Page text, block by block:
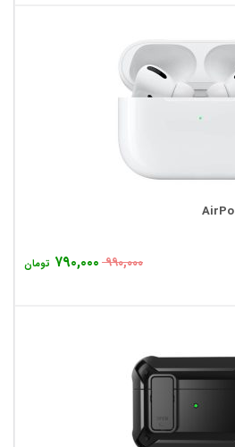
۹۹۰,۰۰۰ ۷۹۰,۰۰۰ تومان